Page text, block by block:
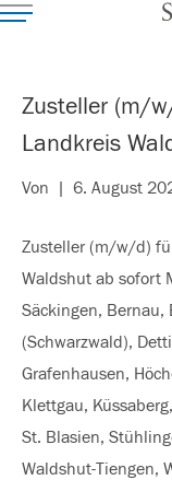
Zusteller (m/
Landkreis
Von | 6. August
Zusteller (m/w/d)
Waldshut ab sofort
Säckingen, Bernau,
(Schwarzwald),
Grafenhausen,
Klettgau,
St. Blasien,
Waldshut-Tiengen,